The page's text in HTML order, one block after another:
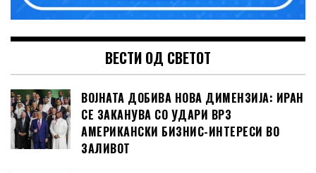
ВЕСТИ ОД СВЕТОТ
ВОЈНАТА ДОБИВА НОВА ДИМЕНЗИЈА: ИРАН
СЕ ЗАКАНУВА СО УДАРИ ВРЗ
АМЕРИКАНСКИ БИЗНИС-ИНТЕРЕСИ ВО
ЗАЛИВОТ